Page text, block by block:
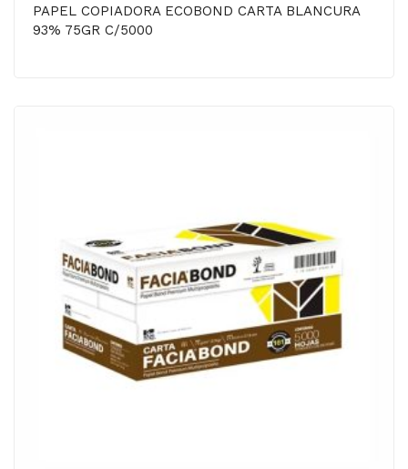
PAPEL COPIADORA ECOBOND CARTA BLANCURA
93% 75GR C/5000